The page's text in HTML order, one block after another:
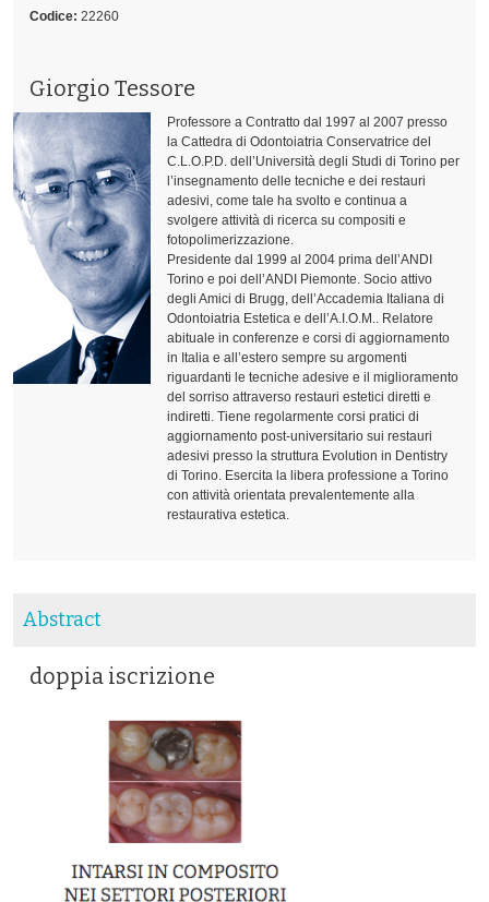
Codice: 22260
Giorgio Tessore
Professore a Contratto dal 1997 al 2007 presso
la Cattedra di Odontoiatria Conservatrice del
C.L.O.P.D. dell’Università degli Studi di Torino per
l’insegnamento delle tecniche e dei restauri
adesivi, come tale ha svolto e continua a
svolgere attività di ricerca su compositi e
fotopolimerizzazione.
Presidente dal 1999 al 2004 prima dell’ANDI
Torino e poi dell’ANDI Piemonte. Socio attivo
degli Amici di Brugg, dell’Accademia Italiana di
Odontoiatria Estetica e dell’A.I.O.M.. Relatore
abituale in conferenze e corsi di aggiornamento
in Italia e all’estero sempre su argomenti
riguardanti le tecniche adesive e il miglioramento
del sorriso attraverso restauri estetici diretti e
indiretti. Tiene regolarmente corsi pratici di
aggiornamento post-universitario sui restauri
adesivi presso la struttura Evolution in Dentistry
di Torino. Esercita la libera professione a Torino
con attività orientata prevalentemente alla
restaurativa estetica.
Abstract
doppia iscrizione